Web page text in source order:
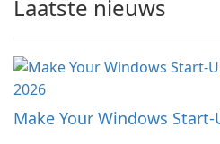
Laatste nieuws
Make Your Windows Start-